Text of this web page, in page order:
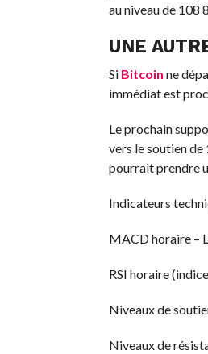
au niveau de 108
UNE
Si Bitcoin ne
immédiat est
Le prochain
vers le soutien
pourrait prendre
Indicateurs
MACD horaire –
RSI horaire
Niveaux de
Niveaux de